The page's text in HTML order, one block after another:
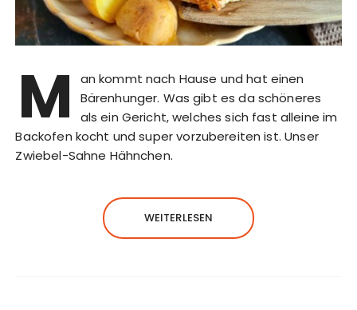
M
an kommt nach Hause und hat einen
Bärenhunger. Was gibt es da schöneres
als ein Gericht, welches sich fast alleine im
Backofen kocht und super vorzubereiten ist. Unser
Zwiebel-Sahne Hähnchen.
WEITERLESEN